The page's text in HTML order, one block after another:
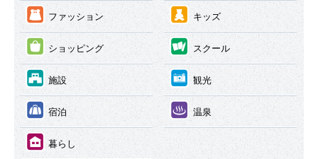
③ ファッション ④ キッズ
⑤ ショッピング ⑥ スクール
⑦ 施設 ⑧ 観光
⑨ 宿泊 ⑩ 温泉
⑪ 暮らし